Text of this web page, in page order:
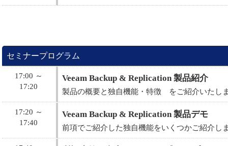
セミナープログラム
17:00 ～
17:20
Veeam Backup & Replication 製品紹介
製品の概要と独自機能・特徴 をご紹介いたし
17:20 ～
17:40
Veeam Backup & Replication 製品デモ
前項でご紹介した独自機能をいくつかご紹介し